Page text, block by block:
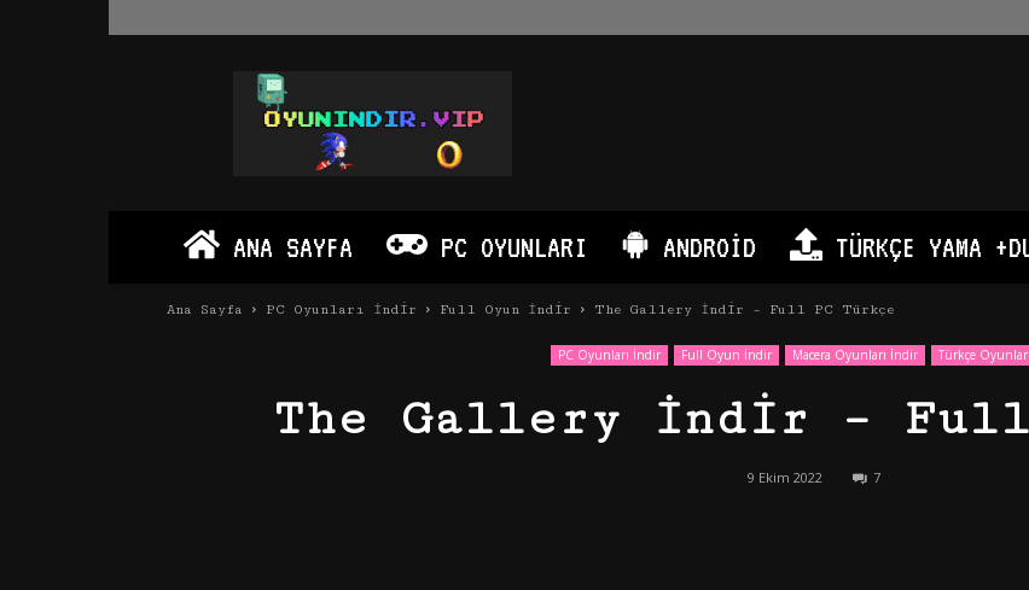
Oyun
İndir
PC
Android
ANA SAYFA PC OYUNLARI ANDROID TÜRKÇE YAMA
Ana Sayfa PC Oyunları İndir Full Oyun İndir The Gallery İndir – Full PC Türkçe
PC Oyunları İndir Full Oyun İndir Macera Oyunları İndir Türkçe
The Gallery İndir – Full
9 Ekim 2022 7